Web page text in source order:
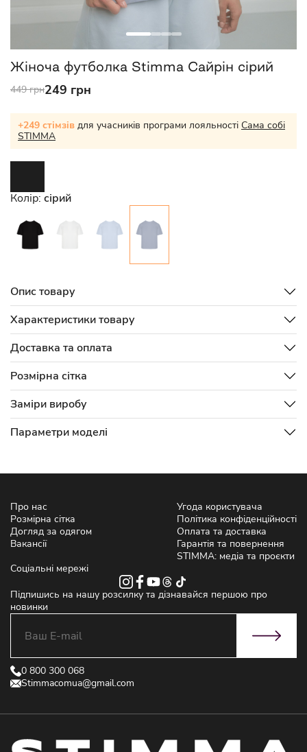
Жіноча футболка Stimma Сайрін сірий
449 грн249 грн
+249 стімзів для учасників програми лояльності Сама собі
STIMMA
Колір: сірий
Опис товару
Характеристики товару
Доставка та оплата
Розмірна сітка
Заміри виробу
Параметри моделі
Про нас
Розмірна сітка
Догляд за одягом
Вакансії
Угода користувача
Політика конфіденційності
Оплата та доставка
Гарантія та повернення
STIMMA: медіа та проєкти
Соціальні мережі
Підпишись на нашу розсилку та дізнавайся першою про
новинки
0 800 300 068
Stimmacomua@gmail.com